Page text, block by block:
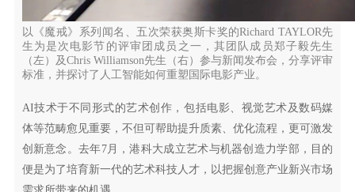
以《魔戒》系列闻名、五次荣获奥斯卡奖的Richard TAYLOR先
生为是次电影节的评审团成员之一，其团队成员郑子毅先生
（左）及Chris Williamson先生（右）参与新闻发布会，分享评审
标准，并探讨了人工智能如何重塑国际电影产业。
AI技术于不同形式的艺术创作，包括电影、视觉艺术及数码媒
体等范畴愈见重要，不但可帮助提升质素、优化流程，更可激发
创新意念。去年7月，港科大成立艺术与机器创造力学部，目的
便是为了培育新一代的艺术科技人才，以把握创意产业新兴市场